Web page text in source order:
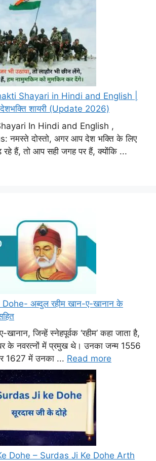
Shayari in Hindi and English |
शायरी (Update 2026)
In Hindi and English ,
नमस्ते दोस्तो, अगर आप देश भक्ति के लिए
रहे हैं, तो आप सही जगह पर हैं, क्योंकि ...
अब्दुल रहीम खान-ए-खानान के
जिन्हें स्नेहपूर्वक ‘रहीम’ कहा जाता है,
के नवरत्नों में प्रमुख थे। उनका जन्म 1556
1627 में उनका ... Read more
Dohe – Surdas Ji Ke Dohe Arth